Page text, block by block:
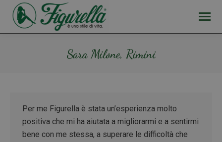
Sara Milone, Rimini
Per me Figurella è stata un’esperienza molto
positiva che mi ha aiutata a migliorarmi e a sentirmi
bene con me stessa, a superare le difficoltà che